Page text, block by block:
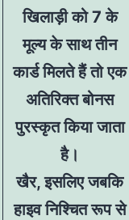
खिलाड़ी को 7 के
मूल्य के साथ तीन
कार्ड मिलते हैं तो एक
अतिरिक्त बोनस
पुरस्कृत किया जाता
है।
खैर, इसलिए जबकि
हाइव निश्चित रूप से